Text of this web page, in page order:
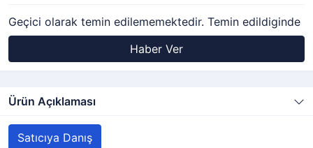
Geçici olarak temin edilememektedir. Temin edildiginde
Haber Ver
Ürün Açıklaması
Satıcıya Danış